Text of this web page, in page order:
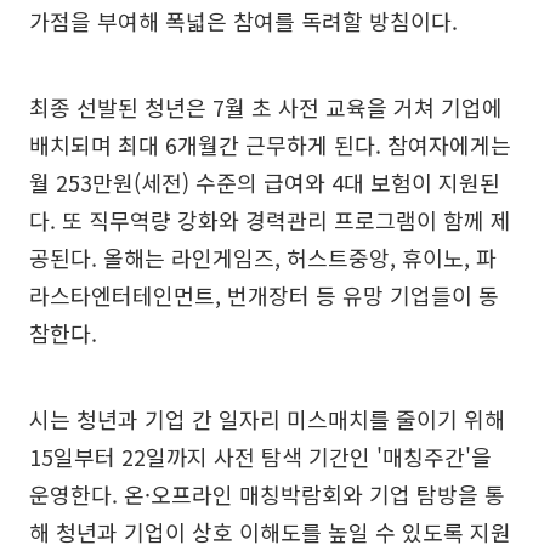
가점을 부여해 폭넓은 참여를 독려할 방침이다.
최종 선발된 청년은 7월 초 사전 교육을 거쳐 기업에
배치되며 최대 6개월간 근무하게 된다. 참여자에게는
월 253만원(세전) 수준의 급여와 4대 보험이 지원된
다. 또 직무역량 강화와 경력관리 프로그램이 함께 제
공된다. 올해는 라인게임즈, 허스트중앙, 휴이노, 파
라스타엔터테인먼트, 번개장터 등 유망 기업들이 동
참한다.
시는 청년과 기업 간 일자리 미스매치를 줄이기 위해
15일부터 22일까지 사전 탐색 기간인 '매칭주간'을
운영한다. 온·오프라인 매칭박람회와 기업 탐방을 통
해 청년과 기업이 상호 이해도를 높일 수 있도록 지원